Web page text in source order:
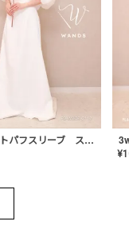
2way ソフトパフスリーブ スレンダードレス〈PD-WDOR-2112〉
¥